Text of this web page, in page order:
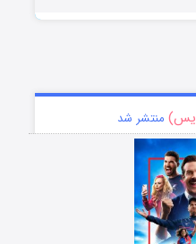
منتشر شد